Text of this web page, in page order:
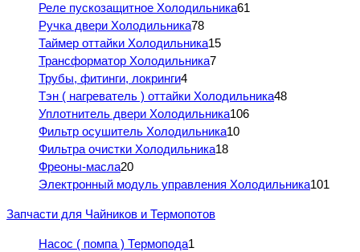
Реле пускозащитное Холодильника61
Ручка двери Холодильника78
Таймер оттайки Холодильника15
Трансформатор Холодильника7
Трубы, фитинги, локринги4
Тэн ( нагреватель ) оттайки Холодильника48
Уплотнитель двери Холодильника106
Фильтр осушитель Холодильника10
Фильтра очистки Холодильника18
Фреоны-масла20
Электронный модуль управления Холодильника101
Запчасти для Чайников и Термопотов
Насос ( помпа ) Термопода1